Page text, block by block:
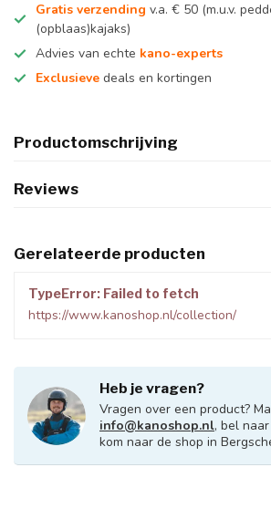
Gratis verzending v.a. € 50 (m.u.v.
(opblaas)kajaks)
Advies van echte kano-experts
Exclusieve deals en kortingen
Productomschrijving
Reviews
Gerelateerde producten
TypeError: Failed to fetch
https://www.kanoshop.nl/collection/
Heb je vragen?
Vragen over een product?
info@kanoshop.nl, bel naar
kom naar de shop in